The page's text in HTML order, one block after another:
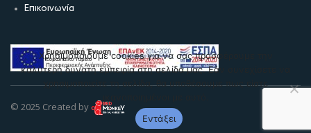
Επικοινωνία
© 2025 Created by
Χρησιμοποιούμε cookies για να σας προσφέρουμε την
καλύτερη δυνατή εμπειρία στη σελίδα μας. Εάν συνεχίσετε να
χρησιμοποιείτε τη σελίδα, θα υποθέσουμε πως είστε
Εντάξει